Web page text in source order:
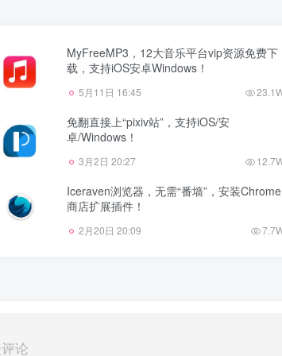
MyFreeMP3，12大音乐平台vip资源免费下
载，支持iOS安卓Windows！
5月11日 16:45
免翻直接上“pixiv站”，支持iOS/安
卓/Windows！
3月2日 20:27
Iceraven浏览器，无需“番墙”，安装Chrome
商店扩展插件！
2月20日 20:09
论